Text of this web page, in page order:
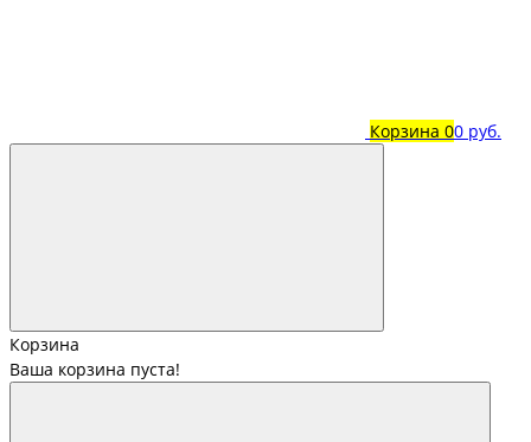
Корзина 00 руб.
Корзина
Ваша корзина пуста!